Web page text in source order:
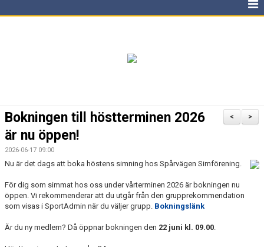
>
<
Bokningen till höstterminen 2026
är nu öppen!
2026-06-17 09:00
Nu är det dags att boka höstens simning hos Spårvägen Simförening.
För dig som simmat hos oss under vårterminen 2026 är bokningen nu
öppen. Vi rekommenderar att du utgår från den grupprekommendation
som visas i SportAdmin när du väljer grupp. Bokningslänk
Är du ny medlem? Då öppnar bokningen den 22 juni kl. 09.00.